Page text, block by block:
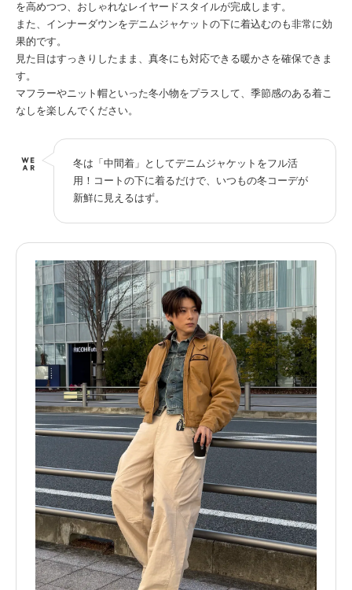
を高めつつ、おしゃれなレイヤードスタイルが完成します。
また、インナーダウンをデニムジャケットの下に着込むのも非常に効
果的です。
見た目はすっきりしたまま、真冬にも対応できる暖かさを確保できま
す。
マフラーやニット帽といった冬小物をプラスして、季節感のある着こ
なしを楽しんでください。
冬は「中間着」としてデニムジャケットをフル活
用！コートの下に着るだけで、いつもの冬コーデが
新鮮に見えるはず。